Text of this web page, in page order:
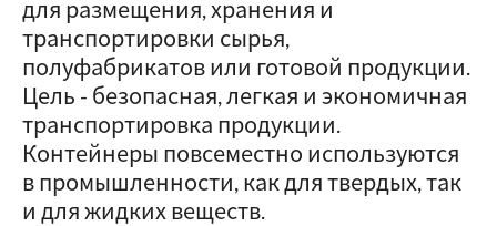
для размещения, хранения и
транспортировки сырья,
полуфабрикатов или готовой продукции.
Цель - безопасная, легкая и экономичная
транспортировка продукции.
Контейнеры повсеместно используются
в промышленности, как для твердых, так
и для жидких веществ.